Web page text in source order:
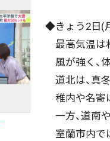
◆きょう2日(
最高気温は
風が強く、
道北は、真冬
稚内や名寄
一方、道南
室蘭市内で